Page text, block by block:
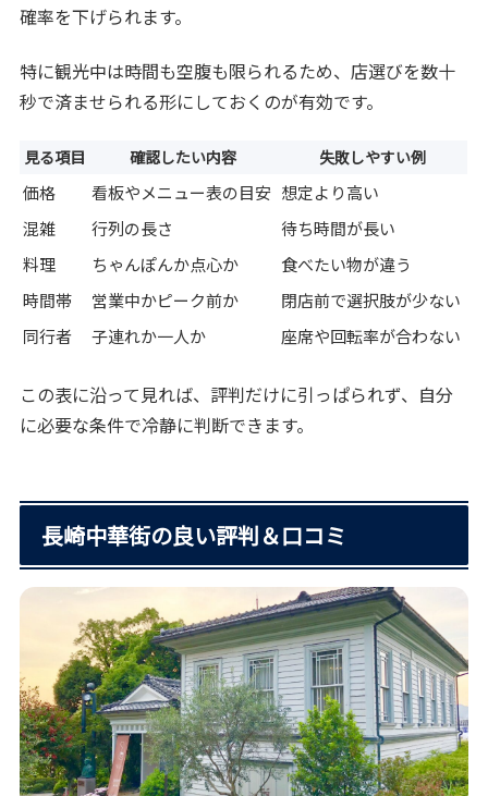
確率を下げられます。
特に観光中は時間も空腹も限られるため、店選びを数十
秒で済ませられる形にしておくのが有効です。
見る項目 確認したい内容 失敗しやすい例
価格 看板やメニュー表の目安 想定より高い
混雑
行列の長さ
待ち時間が長い
料理
ちゃんぽんか点心か
食べたい物が違う
時間帯
営業中かピーク前か
閉店前で選択肢が少ない
同行者
子連れか一人か 座席や回転率が合わない
この表に沿って見れば、評判だけに引っぱられず、自分
に必要な条件で冷静に判断できます。
長崎中華街の良い評判＆口コミ